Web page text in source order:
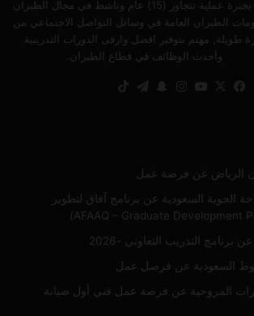
جوية بخبرة عملية تتجاوز (15) عام وناشط في مجال الطيران
الطيران العامة في وسائل التواصل الاجتماعي من
طويلة, مهتم بتوفير افضل وارقى الدورات التدريبية
وأحدث الوظائف في قطاع الطيران.
فيسبوك
‫X
‫YouTube
انستقرام
سنابتيلقرام
الرياض عن فرصة عمل
الجوية السعودية عن برنامج آفاق لتطوير
برنامج التدريب التعاوني -2026
السعودية عن فرصل عمل
المروحية عن فرصة عمل فني أول صيانة